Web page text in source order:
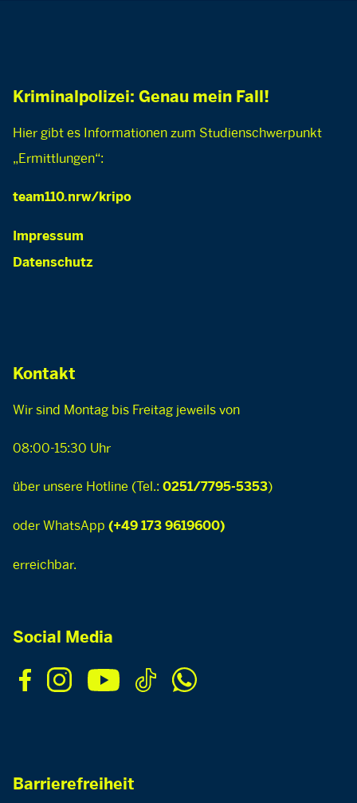
Kriminalpolizei: Genau mein Fall!
Hier gibt es Informationen zum Studienschwerpunkt
„Ermittlungen“:
team110.nrw/kripo
Impressum
Datenschutz
Kontakt
Wir sind Montag bis Freitag jeweils von
08:00-15:30 Uhr
über unsere Hotline (Tel.: 0251/7795-5353)
oder WhatsApp (+49 173 9619600)
erreichbar.
Social Media
Barrierefreiheit